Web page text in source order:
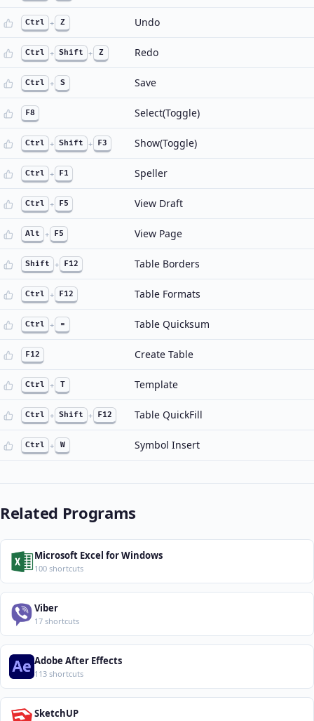
Ctrl + Z Undo
Ctrl + Shift + Z Redo
Ctrl + S Save
F8 Select(Toggle)
Ctrl + Shift + F3 Show(Toggle)
Ctrl + F1 Speller
Ctrl + F5 View Draft
Alt + F5 View Page
Shift + F12 Table Borders
Ctrl + F12 Table Formats
Ctrl + = Table Quicksum
F12 Create Table
Ctrl + T Template
Ctrl + Shift + F12 Table QuickFill
Ctrl + W Symbol Insert
Related Programs
Microsoft Excel for Windows
100 shortcuts
Viber
17 shortcuts
Adobe After Effects
113 shortcuts
SketchUP